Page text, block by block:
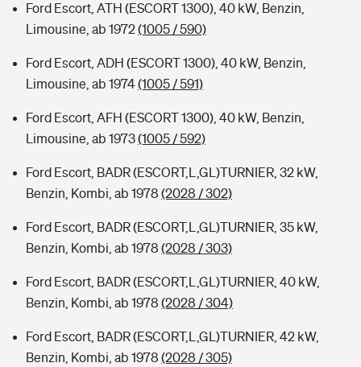
Ford Escort, ATH (ESCORT 1300), 40 kW, Benzin,
Limousine, ab 1972(1005 / 590)
Ford Escort, ADH (ESCORT 1300), 40 kW, Benzin,
Limousine, ab 1974(1005 / 591)
Ford Escort, AFH (ESCORT 1300), 40 kW, Benzin,
Limousine, ab 1973(1005 / 592)
Ford Escort, BADR (ESCORT,L,GL)TURNIER, 32 kW,
Benzin, Kombi, ab 1978 (2028 / 302)
Ford Escort, BADR (ESCORT,L,GL)TURNIER, 35 kW,
Benzin, Kombi, ab 1978 (2028 / 303)
Ford Escort, BADR (ESCORT,L,GL)TURNIER, 40 kW,
Benzin, Kombi, ab 1978 (2028 / 304)
Ford Escort, BADR (ESCORT,L,GL)TURNIER, 42 kW,
Benzin, Kombi, ab 1978 (2028 / 305)